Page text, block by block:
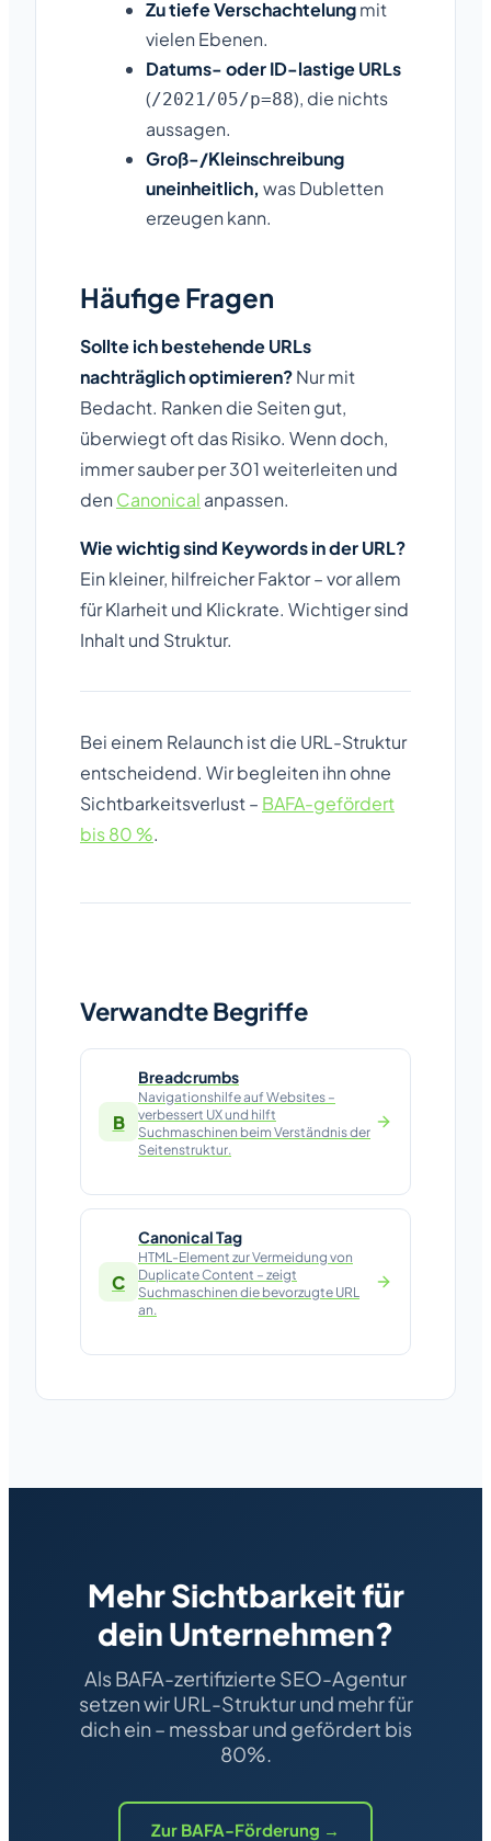
Zu tiefe Verschachtelungmit
vielen Ebenen.
Datums- oder ID-lastige URLs
(/2021/05/p=88), die nichts
aussagen.
Groß-/Kleinschreibung
uneinheitlich, was Dubletten
erzeugen kann.
Häufige Fragen
Sollte ich bestehende URLs
nachträglich optimieren?Nur mit
Bedacht. Ranken die Seiten gut,
überwiegt oft das Risiko. Wenn doch,
immer sauber per 301 weiterleiten und
den Canonical anpassen.
Wie wichtig sind Keywords in der URL?
Ein kleiner, hilfreicher Faktor – vor allem
für Klarheit und Klickrate. Wichtiger sind
Inhalt und Struktur.
Bei einem Relaunch ist die URL-Struktur
entscheidend. Wir begleiten ihn ohne
Sichtbarkeitsverlust – BAFA-gefördert
bis 80 %.
Verwandte Begriffe
B
Breadcrumbs
Navigationshilfe auf Websites –
verbessert UX und hilft
Suchmaschinen beim Verständnis der
Seitenstruktur.
C
Canonical Tag
HTML-Element zur Vermeidung von
Duplicate Content – zeigt
Suchmaschinen die bevorzugte URL
an.
Mehr Sichtbarkeit für
dein Unternehmen?
Als BAFA-zertifizierte SEO-Agentur
setzen wir URL-Struktur und mehr für
dich ein – messbar und gefördert bis
80%.
Zur BAFA-Förderung →